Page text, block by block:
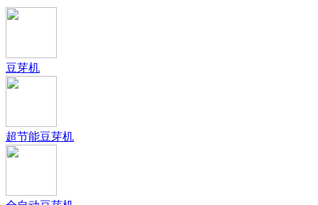
豆芽机
超节能豆芽机